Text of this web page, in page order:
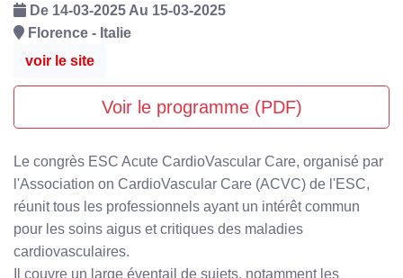
De 14-03-2025 Au 15-03-2025
Florence - Italie
voir le site
Voir le programme (PDF)
Le congrès ESC Acute CardioVascular Care, organisé par
l'Association on CardioVascular Care (ACVC) de l'ESC,
réunit tous les professionnels ayant un intérêt commun
pour les soins aigus et critiques des maladies
cardiovasculaires.
Il couvre un large éventail de sujets, notamment les